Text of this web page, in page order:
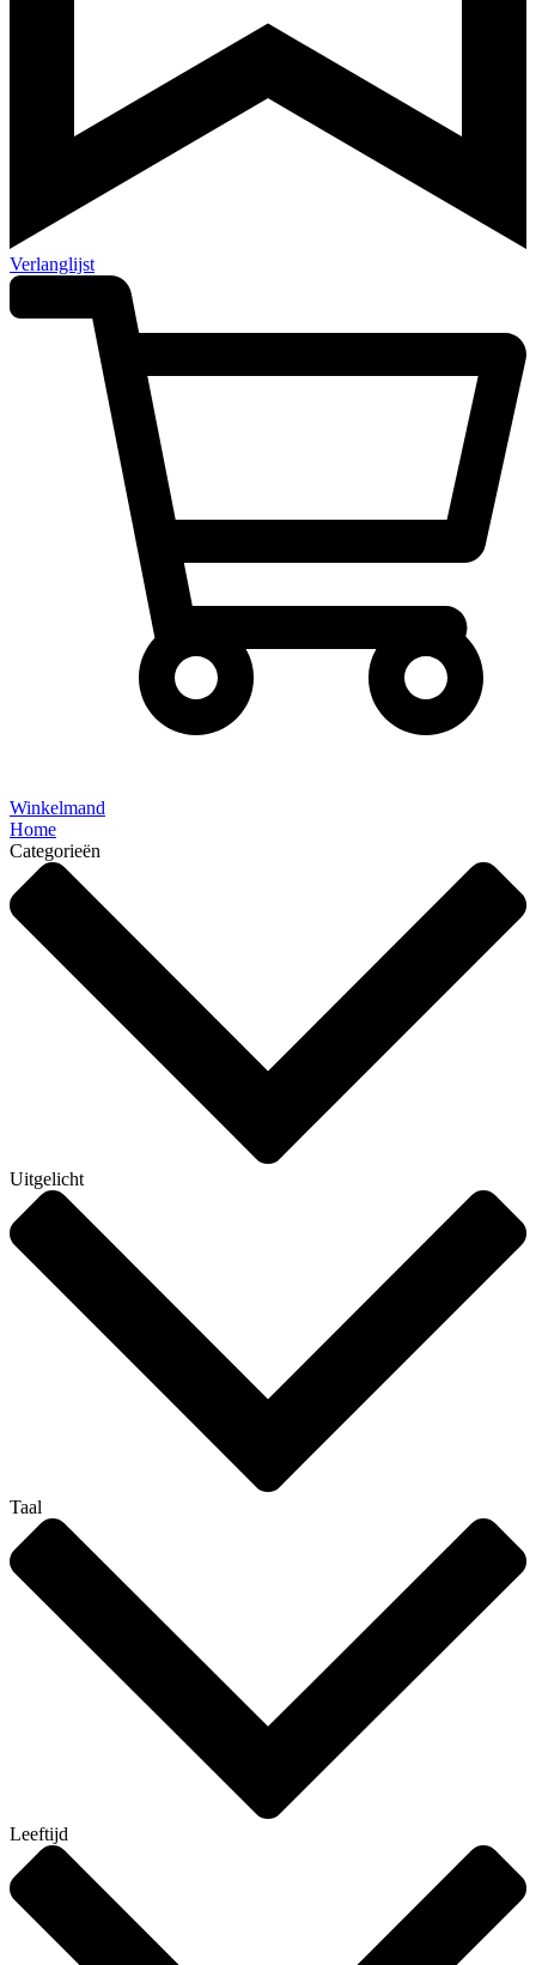
Verlanglijst
Winkelmand
Home
Categorieën
Uitgelicht
Taal
Leeftijd